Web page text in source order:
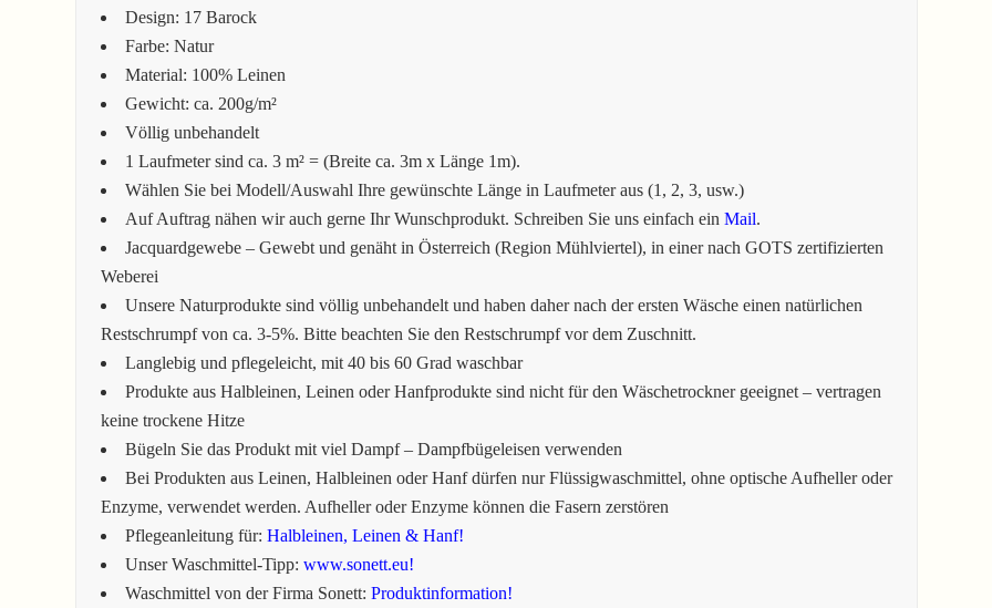
Design: 17 Barock
Farbe: Natur
Material: 100% Leinen
Gewicht: ca. 200g/m²
Völlig unbehandelt
1 Laufmeter sind ca. 3 m² = (Breite ca. 3m x Länge 1m).
Wählen Sie bei Modell/Auswahl Ihre gewünschte Länge in Laufmeter aus (1, 2, 3, usw.)
Auf Auftrag nähen wir auch gerne Ihr Wunschprodukt. Schreiben Sie uns einfach einMail.
Jacquardgewebe – Gewebt und genäht in Österreich (Region Mühlviertel), in einer nach GOTS zertifizierten
Weberei
Unsere Naturprodukte sind völlig unbehandelt und haben daher nach der ersten Wäsche einen natürlichen
Restschrumpf von ca. 3-5%. Bitte beachten Sie den Restschrumpf vor dem Zuschnitt.
Langlebig und pflegeleicht, mit 40 bis 60 Grad waschbar
Produkte aus Halbleinen, Leinen oder Hanfprodukte sind nicht für den Wäschetrockner geeignet – vertragen
keine trockene Hitze
Bügeln Sie das Produkt mit viel Dampf – Dampfbügeleisen verwenden
Bei Produkten aus Leinen, Halbleinen oder Hanf dürfen nur Flüssigwaschmittel, ohne optische Aufheller oder
Enzyme, verwendet werden. Aufheller oder Enzyme können die Fasern zerstören
Pflegeanleitung für:Halbleinen, Leinen & Hanf!
Unser Waschmittel-Tipp:www.sonett.eu!
Waschmittel von der Firma Sonett:Produktinformation!